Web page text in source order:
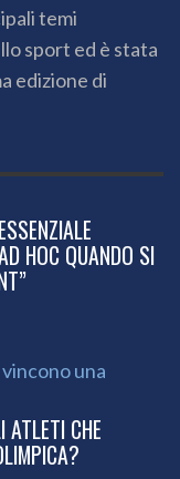
temi
sport ed è stata
edizione di
HOC QUANDO SI
ATLETI CHE